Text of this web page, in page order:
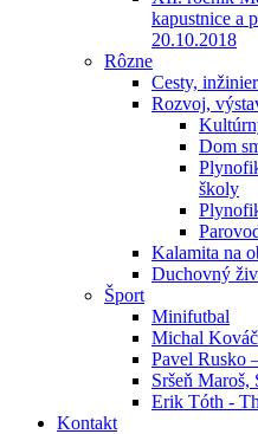
kapustnice a
20.10.2018
Rôzne
Cesty,
Rozvoj,
Dom
školy
Kalamita na
Duchovný
Šport
Minifutbal
Michal
Pavel Rusko
Sršeň Maroš,
Erik Tóth -
Kontakt